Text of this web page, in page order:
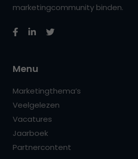
marketingcommunity binden.
Menu
Marketingthema’s
Veelgelezen
Vacatures
Jaarboek
Partnercontent